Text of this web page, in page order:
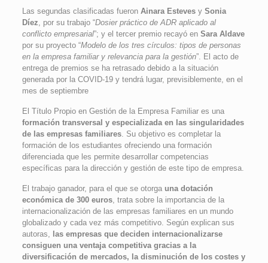
Las segundas clasificadas fueron Ainara Estevesy Sonia
Díez, por su trabajo “Dosier práctico de ADR aplicado al
conflicto empresarial”; y el tercer premio recayó en Sara Aldave
por su proyecto “Modelo de los tres círculos: tipos de personas
en la empresa familiar y relevancia para la gestión”. El acto de
entrega de premios se ha retrasado debido a la situación
generada por la COVID-19 y tendrá lugar, previsiblemente, en el
mes de septiembre
El Título Propio en Gestión de la Empresa Familiar es una
formación transversal y especializada en las singularidades
de las empresas familiares. Su objetivo es completar la
formación de los estudiantes ofreciendo una formación
diferenciada que les permite desarrollar competencias
específicas para la dirección y gestión de este tipo de empresa.
El trabajo ganador, para el que se otorga una dotación
económica de 300 euros, trata sobre la importancia de la
internacionalización de las empresas familiares en un mundo
globalizado y cada vez más competitivo. Según explican sus
autoras, las empresas que deciden internacionalizarse
consiguen una ventaja competitiva gracias a la
diversificación de mercados, la disminución de los costes y